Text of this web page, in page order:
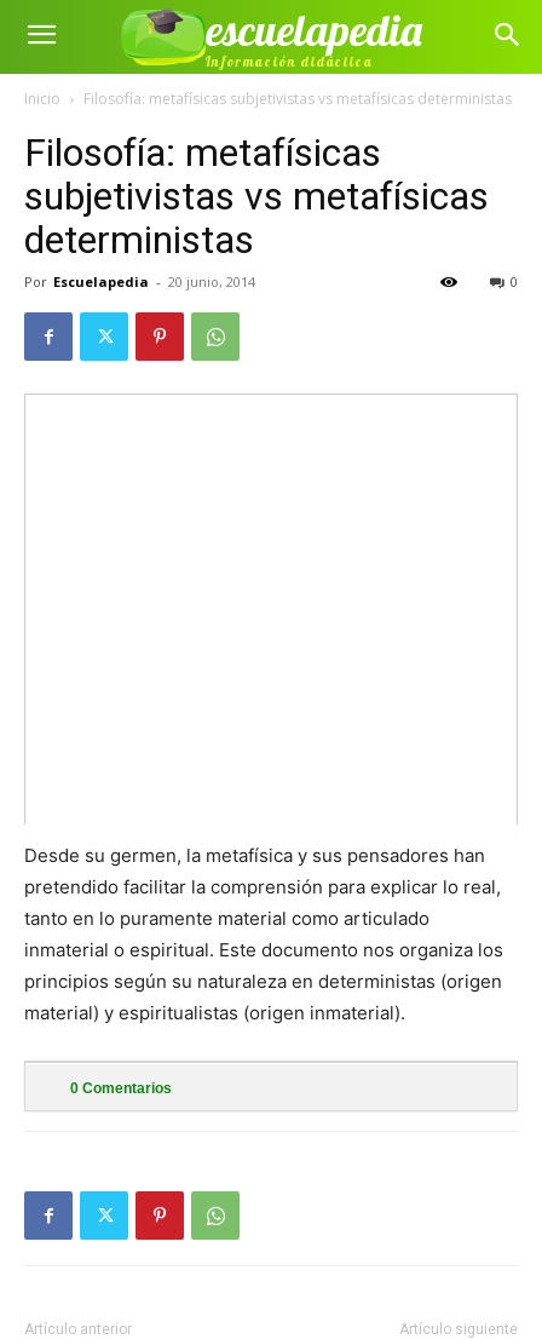
escuelapedia
Información didáctica
Inicio Filosofía: metafísicas subjetivistas vs metafísicas deterministas
Filosofía: metafísicas
subjetivistas vs metafísicas
deterministas
Por Escuelapedia - 20 junio, 2014 0
Desde su germen, la metafísica y sus pensadores han
pretendido facilitar la comprensión para explicar lo real,
tanto en lo puramente material como articulado
inmaterial o espiritual. Este documento nos organiza los
principios según su naturaleza en deterministas (origen
material) y espiritualistas (origen inmaterial).
0 Comentarios
Artículo anterior Artículo siguiente